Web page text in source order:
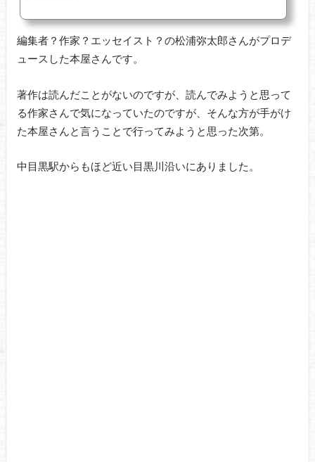
編集者？作家？エッセイスト？の松浦弥太郎さんがプロデ
ュースした本屋さんです。
著作は読んだことがないのですが、読んでみようと思って
る作家さんで気になっていたのですが、そんな方が手がけ
た本屋さんと言うことで行ってみようと思った次第。
中目黒駅からもほど近い目黒川沿いにありました。